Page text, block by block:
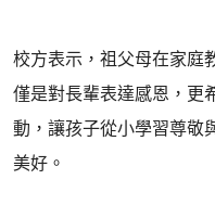
校方表示，祖父母在家庭
僅是對長輩表達感恩，更
動，讓孩子從小學習尊敬
美好。